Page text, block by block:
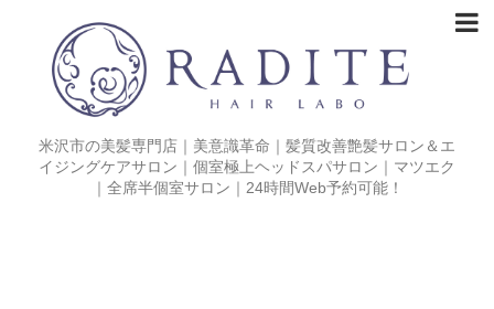
米沢市の美髪専門店｜美意識革命｜髪質改善艶髪サロン＆エ
イジングケアサロン｜個室極上ヘッドスパサロン｜マツエク
｜全席半個室サロン｜24時間Web予約可能！